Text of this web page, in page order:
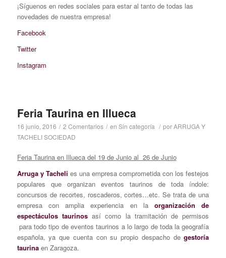
¡Síguenos en redes sociales para estar al tanto de todas las
novedades de nuestra empresa!
Facebook
Twitter
Instagram
Feria Taurina en Illueca
16 junio, 2016 / 2 Comentarios / en Sin categoría / porARRUGA Y
TACHELI SOCIEDAD
Feria Taurina en Illueca del 19 de Junio al 26 de Junio
Arruga y Tacheli es una empresa comprometida con los festejos
populares que organizan eventos taurinos de toda índole:
concursos de recortes, roscaderos, cortes…etc. Se trata de una
empresa con amplia experiencia en laorganización de
espectáculos taurinos así como la tramitación de permisos
para todo tipo de eventos taurinos a lo largo de toda la geografía
española, ya que cuenta con su propio despacho degestoría
taurinaen Zaragoza.